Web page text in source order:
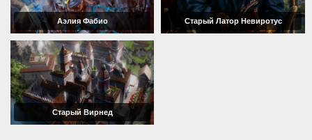
Аэлия Фабио Старый Латор Невиротус
Старый Вирнед